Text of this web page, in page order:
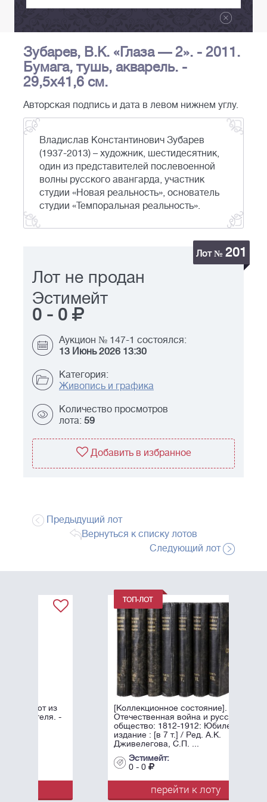
Зубарев, В.К. «Глаза — 2». - 2011.
Бумага, тушь, акварель. -
29,5х41,6 см.
Авторская подпись и дата в левом нижнем углу.
Владислав Константинович Зубарев
(1937-2013) – художник, шестидесятник,
один из представителей послевоенной
волны русского авангарда, участник
студии «Новая реальность», основатель
студии «Темпоральная реальность».
Лот № 201
Лот не продан
Эстимейт
0 - 0
Аукцион № 147-1 состоялся:
13 Июнь 2026 13:30
Категория:
Живопись и графика
Количество просмотров
лота: 59
Добавить в избранное
Предыдущий лот
Вернуться к списку лотов
Следующий лот
[Коллекционное состояние].
Отечественная война и русское
общество: 1812-1912: Юбилейное
издание : [в 7 т.] / Ред. А.К.
Дживелегова, С.П. ...
Эстимейт:
перейти к лоту